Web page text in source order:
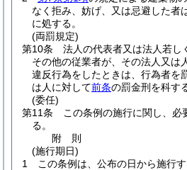
なく拒み、妨げ、又は忌避した者
に処する。
(両罰規定)
第10条
法人の代表者又は法人若し
その他の従業者が、その法人又は
違反行為をしたときは、行為者を
は人に対して前条の罰金刑を科す
(委任)
第11条
この条例の施行に関し、必
る。
附 則
(施行期日)
1
この条例は、公布の日から施行す